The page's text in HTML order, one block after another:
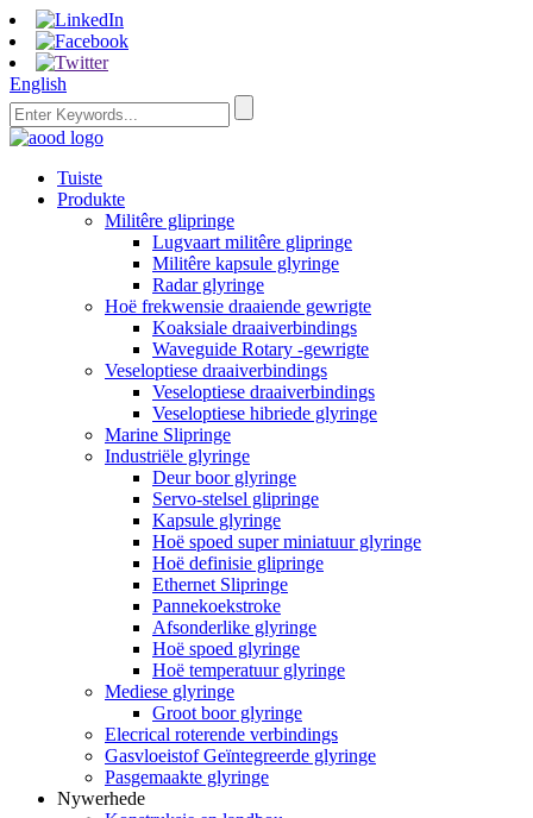
English
Tuiste
Produkte
Militêre glipringe
Lugvaart militêre glipringe
Militêre kapsule glyringe
Radar glyringe
Hoë frekwensie draaiende gewrigte
Koaksiale draaiverbindings
Waveguide Rotary -gewrigte
Veseloptiese draaiverbindings
Veseloptiese draaiverbindings
Veseloptiese hibriede glyringe
Marine Slipringe
Industriële glyringe
Deur boor glyringe
Servo-stelsel glipringe
Kapsule glyringe
Hoë spoed super miniatuur glyringe
Hoë definisie glipringe
Ethernet Slipringe
Pannekoekstroke
Afsonderlike glyringe
Hoë spoed glyringe
Hoë temperatuur glyringe
Mediese glyringe
Groot boor glyringe
Elecrical roterende verbindings
Gasvloeistof Geïntegreerde glyringe
Pasgemaakte glyringe
Nywerhede